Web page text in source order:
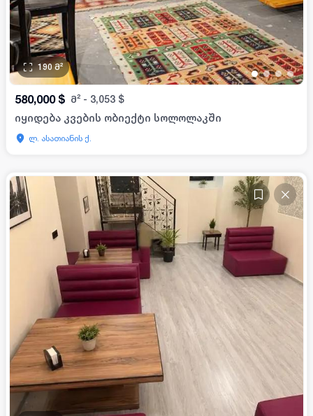
••••
190 მ²
580,000 $ მ² - 3,053 $
იყიდება კვების ობიექტი სოლოლაკში
ლ. ასათიანის ქ.